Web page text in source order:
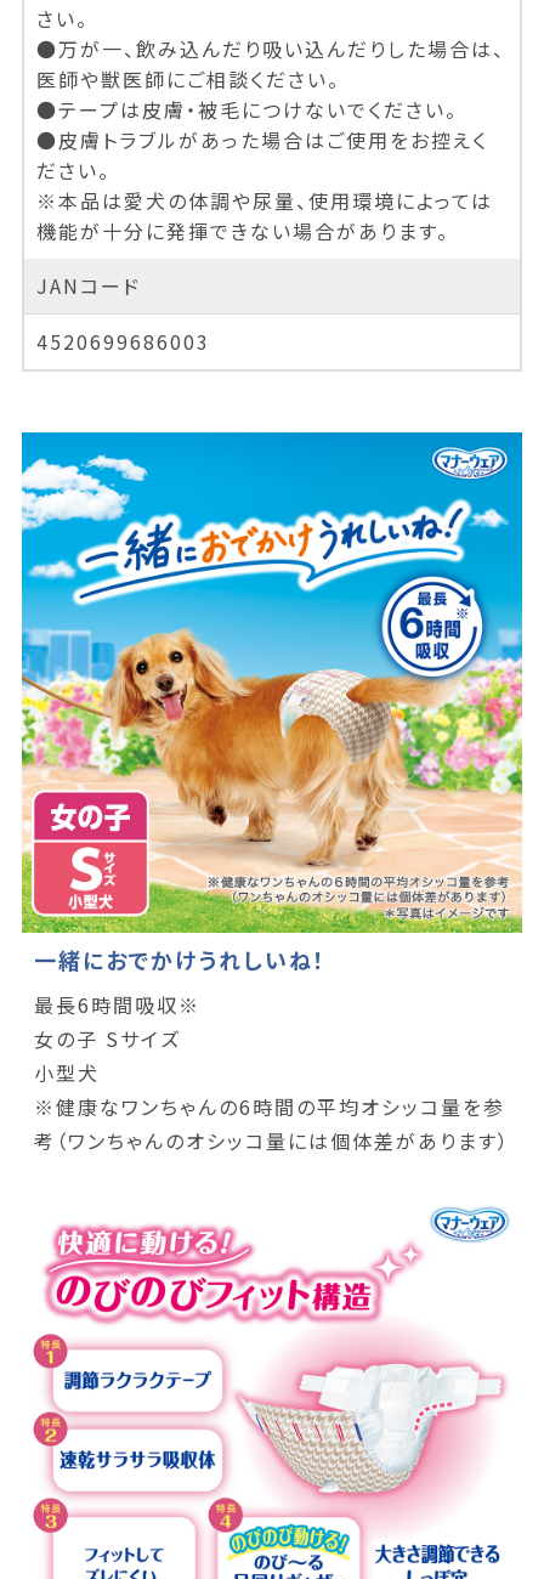
さい。
●万が一、飲み込んだり吸い込んだりした場合は、
医師や獣医師にご相談ください。
●テープは皮膚・被毛につけないでください。
●皮膚トラブルがあった場合はご使用をお控えく
ださい。
※本品は愛犬の体調や尿量、使用環境によっては
機能が十分に発揮できない場合があります。
JANコード
4520699686003
一緒におでかけうれしいね！
最長6時間吸収※
女の子 Sサイズ
小型犬
※健康なワンちゃんの6時間の平均オシッコ量を参
考（ワンちゃんのオシッコ量には個体差があります）